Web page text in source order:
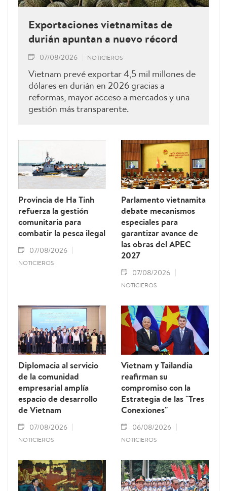
Exportaciones vietnamitas de
durián apuntan a nuevo récord
07/08/2026 NOTICIEROS
Vietnam prevé exportar 4,5 mil millones de
dólares en durián en 2026 gracias a
reformas, mayor acceso a mercados y una
gestión más transparente.
Provincia de Ha Tinh
refuerza la gestión
comunitaria para
combatir la pesca ilegal
07/08/2026
NOTICIEROS
Parlamento vietnamita
debate mecanismos
especiales para
garantizar avance de
las obras del APEC
2027
07/08/2026
NOTICIEROS
Diplomacia al servicio
de la comunidad
empresarial amplía
espacio de desarrollo
de Vietnam
07/08/2026
NOTICIEROS
Vietnam y Tailandia
reafirman su
compromiso con la
Estrategia de las "Tres
Conexiones"
06/08/2026
NOTICIEROS